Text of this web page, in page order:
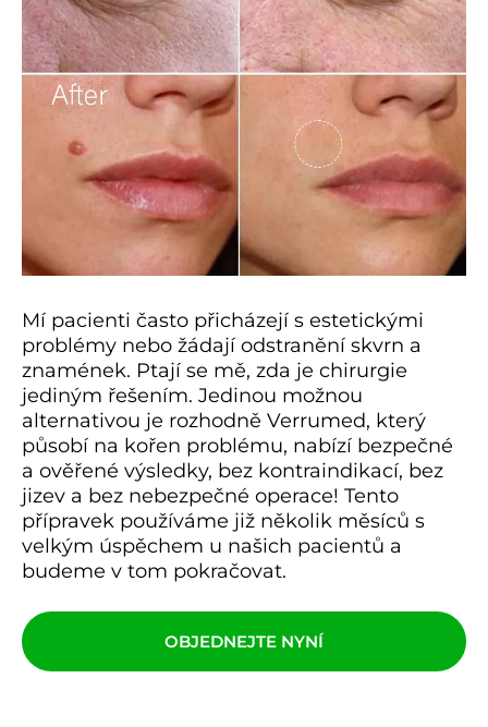
Mí pacienti často přicházejí s estetickými
problémy nebo žádají odstranění skvrn a
znamének. Ptají se mě, zda je chirurgie
jediným řešením. Jedinou možnou
alternativou je rozhodně Verrumed, který
působí na kořen problému, nabízí bezpečné
a ověřené výsledky, bez kontraindikací, bez
jizev a bez nebezpečné operace! Tento
přípravek používáme již několik měsíců s
velkým úspěchem u našich pacientů a
budeme v tom pokračovat.
OBJEDNEJTE NYNÍ